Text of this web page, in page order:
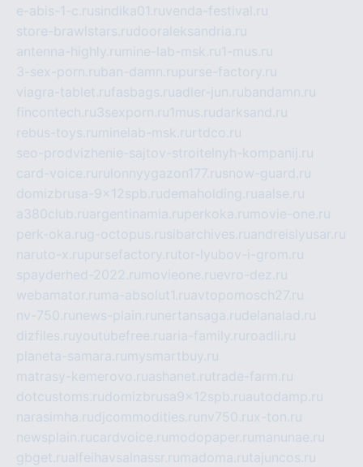
e-abis-1-c.rusindika01.ruvenda-festival.ru
store-brawlstars.rudooraleksandria.ru
antenna-highly.ru mine-lab-msk.ru1-mus.ru
3-sex-porn.ruban-damn.rupurse-factory.ru
viagra-tablet.rufasbags.ruadler-jun.rubandamn.ru
fincontech.ru3sexporn.ru1mus.rudarksand.ru
rebus-toys.ru minelab-msk.ru rtdco.ru
seo-prodvizhenie-sajtov-stroitelnyh-kompanij.ru
card-voice.ru rulonnyygazon177.rusnow-guard.ru
domizbrusa-9x12spb.rudemaholding.ruaalse.ru
a380club.ruargentinamia.ruperkoka.ru movie-one.ru
perk-oka.rug-octopus.rusibarchives.ruandreislyusar.ru
naruto-x.rupursefactory.rutor-lyubov-i-grom.ru
spayderhed-2022.ru movieone.ruevro-dez.ru
webamator.ru ma-absolut1.ruavtopomosch27.ru
nv-750.ru news-plain.ru nertansaga.rudelanalad.ru
dizfiles.ruyoutubefree.ruaria-family.ru roadli.ru
planeta-samara.ru mysmartbuy.ru
matrasy-kemerovo.ruashanet.rutrade-farm.ru
dotcustoms.rudomizbrusa9x12spb.ruautodamp.ru
narasimha.rudjcommodities.ru nv750.rux-ton.ru
newsplain.rucardvoice.ru modopaper.ru manunae.ru
gbget.rualfeihavsalnassr.ru madoma.rutajuncos.ru